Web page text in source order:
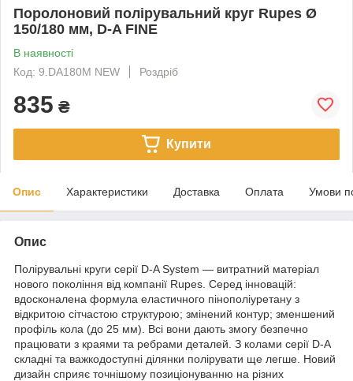
Поролоновий полірувальний круг Rupes Ø
150/180 мм, D-A FINE
В наявності
Код: 9.DA180M NEW
Роздріб
835 ₴
Купити
Опис Характеристики Доставка Оплата Умови
Опис
Полірувальні круги серії D-A System — витратний матеріал
нового покоління від компанії Rupes. Серед інновацій:
вдосконалена формула еластичного пінополіуретану з
відкритою сітчастою структурою; змінений контур; зменшений
профіль кола (до 25 мм). Всі вони дають змогу безпечно
працювати з краями та ребрами деталей. З колами серії D-A
складні та важкодоступні ділянки полірувати ще легше. Новий
дизайн сприяє точнішому позиціонуванню на різних